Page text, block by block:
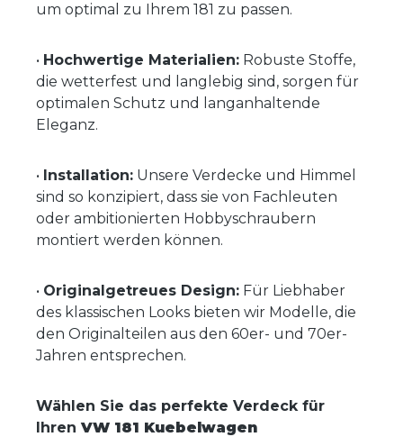
um optimal zu Ihrem 181 zu passen.
• Hochwertige Materialien: Robuste Stoffe,
die wetterfest und langlebig sind, sorgen für
optimalen Schutz und langanhaltende
Eleganz.
• Installation: Unsere Verdecke und Himmel
sind so konzipiert, dass sie von Fachleuten
oder ambitionierten Hobbyschraubern
montiert werden können.
• Originalgetreues Design: Für Liebhaber
des klassischen Looks bieten wir Modelle, die
den Originalteilen aus den 60er- und 70er-
Jahren entsprechen.
Wählen Sie das perfekte Verdeck für
Ihren VW 181 Kuebelwagen